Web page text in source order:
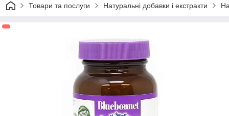
Товари та послуги Натуральні добавки і екстракти